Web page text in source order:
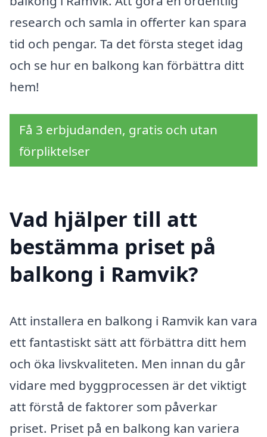
research och samla in offerter kan spara
tid och pengar. Ta det första steget idag
och se hur en balkong kan förbättra ditt
hem!
Få 3 erbjudanden, gratis och utan
förpliktelser
Vad hjälper till att
bestämma priset på
balkong i Ramvik?
Att installera en balkong i Ramvik kan vara
ett fantastiskt sätt att förbättra ditt hem
och öka livskvaliteten. Men innan du går
vidare med byggprocessen är det viktigt
att förstå de faktorer som påverkar
priset. Priset på en balkong kan variera